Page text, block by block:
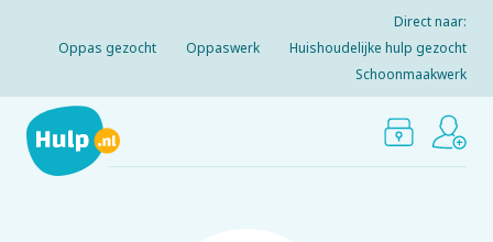
Direct naar:
Oppas gezocht
Oppaswerk
Huishoudelijke hulp gezocht
Schoonmaakwerk